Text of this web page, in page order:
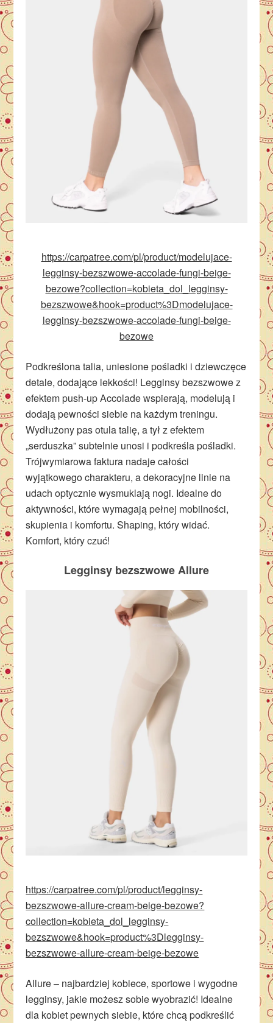
https://carpatree.com/pl/product/modelujace-
legginsy-bezszwowe-accolade-fungi-beige-
bezowe?collection=kobieta_dol_legginsy-
bezszwowe&hook=product%3Dmodelujace-
legginsy-bezszwowe-accolade-fungi-beige-
bezowe
Podkreślona talia, uniesione pośladki i dziewczęce
detale, dodające lekkości! Legginsy bezszwowe z
efektem push-up Accolade wspierają, modelują i
dodają pewności siebie na każdym treningu.
Wydłużony pas otula talię, a tył z efektem
„serduszka” subtelnie unosi i podkreśla pośladki.
Trójwymiarowa faktura nadaje całości
wyjątkowego charakteru, a dekoracyjne linie na
udach optycznie wysmuklają nogi. Idealne do
aktywności, które wymagają pełnej mobilności,
skupienia i komfortu. Shaping, który widać.
Komfort, który czuć!
Legginsy bezszwowe Allure
https://carpatree.com/pl/product/legginsy-
bezszwowe-allure-cream-beige-bezowe?
collection=kobieta_dol_legginsy-
bezszwowe&hook=product%3Dlegginsy-
bezszwowe-allure-cream-beige-bezowe
Allure – najbardziej kobiece, sportowe i wygodne
legginsy, jakie możesz sobie wyobrazić! Idealne
dla kobiet pewnych siebie, które chcą podkreślić